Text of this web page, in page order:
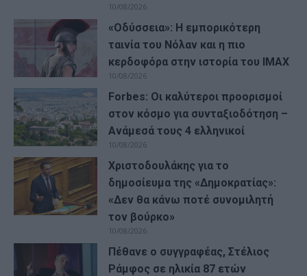
10/08/2026
«Οδύσσεια»: Η εμπορικότερη
ταινία του Νόλαν και η πιο
κερδοφόρα στην ιστορία του IMAX
10/08/2026
Forbes: Οι καλύτεροι προορισμοί
στον κόσμο για συνταξιοδότηση –
Ανάμεσά τους 4 ελληνικοί
10/08/2026
Χριστοδουλάκης για το
δημοσίευμα της «Δημοκρατίας»:
«Δεν θα κάνω ποτέ συνομιλητή
τον βούρκο»
10/08/2026
Πέθανε ο συγγραφέας, Στέλιος
Ράμφος σε ηλικία 87 ετών